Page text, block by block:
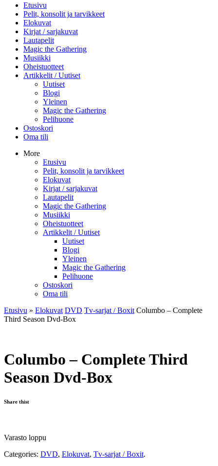
Etusivu
Pelit, konsolit ja tarvikkeet
Elokuvat
Kirjat / sarjakuvat
Lautapelit
Magic the Gathering
Musiikki
Oheistuotteet
Artikkelit / Uutiset
Uutiset
Blogi
Yleinen
Magic the Gathering
Pelihuone
Ostoskori
Oma tili
More
Etusivu
Pelit, konsolit ja tarvikkeet
Elokuvat
Kirjat / sarjakuvat
Lautapelit
Magic the Gathering
Musiikki
Oheistuotteet
Artikkelit / Uutiset
Uutiset
Blogi
Yleinen
Magic the Gathering
Pelihuone
Ostoskori
Oma tili
Etusivu » Elokuvat DVD Tv-sarjat / Boxit Columbo – Complete
Third Season Dvd-Box
Columbo – Complete Third
Season Dvd-Box
Share thist
Varasto loppu
Categories: DVD, Elokuvat, Tv-sarjat / Boxit.